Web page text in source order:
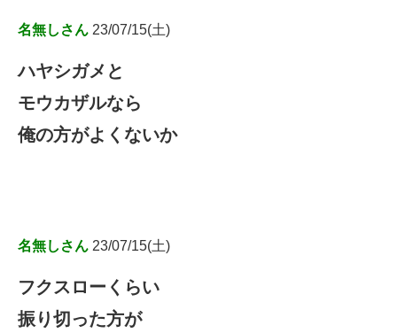
名無しさん 23/07/15(土)
ハヤシガメと
モウカザルなら
俺の方がよくないか
名無しさん 23/07/15(土)
フクスローくらい
振り切った方が